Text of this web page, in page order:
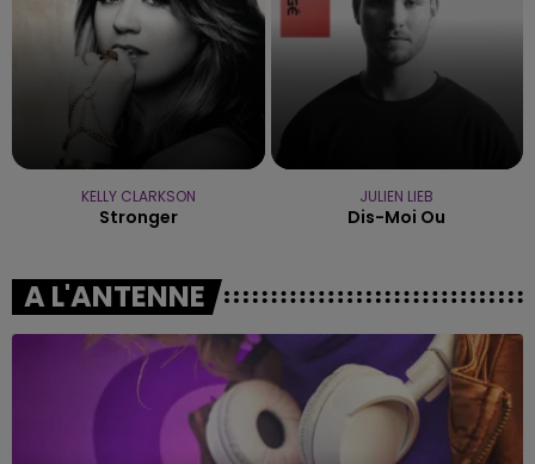
KELLY CLARKSON
Stronger
JULIEN LIEB
Dis-Moi Ou
A L'ANTENNE